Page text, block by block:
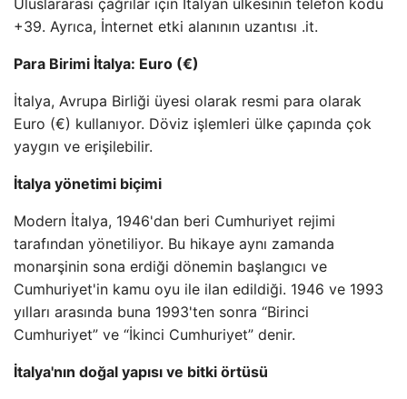
Uluslararası çağrılar için İtalyan ülkesinin telefon kodu
+39. Ayrıca, İnternet etki alanının uzantısı .it.
Para Birimi İtalya: Euro (€)
İtalya, Avrupa Birliği üyesi olarak resmi para olarak
Euro (€) kullanıyor. Döviz işlemleri ülke çapında çok
yaygın ve erişilebilir.
İtalya yönetimi biçimi
Modern İtalya, 1946'dan beri Cumhuriyet rejimi
tarafından yönetiliyor. Bu hikaye aynı zamanda
monarşinin sona erdiği dönemin başlangıcı ve
Cumhuriyet'in kamu oyu ile ilan edildiği. 1946 ve 1993
yılları arasında buna 1993'ten sonra “Birinci
Cumhuriyet” ve “İkinci Cumhuriyet” denir.
İtalya'nın doğal yapısı ve bitki örtüsü